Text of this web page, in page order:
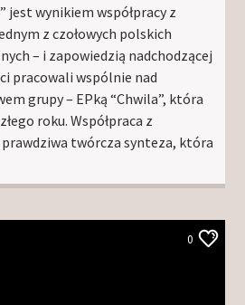
jest wynikiem współpracy z
z czołowych polskich
– i zapowiedzią nadchodzącej
pracowali wspólnie nad
grupy – EPką “Chwila”, która
roku. Współpraca z
twórcza synteza, która
0